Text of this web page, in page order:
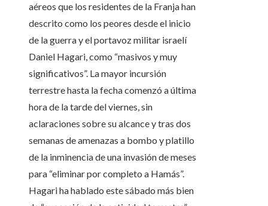
aéreos que los residentes de la Franja han
descrito como los peores desde el inicio
de la guerra y el portavoz militar israelí
Daniel Hagari, como “masivos y muy
significativos”. La mayor incursión
terrestre hasta la fecha comenzó a última
hora de la tarde del viernes, sin
aclaraciones sobre su alcance y tras dos
semanas de amenazas a bombo y platillo
de la inminencia de una invasión de meses
para “eliminar por completo a Hamás”.
Hagari ha hablado este sábado más bien